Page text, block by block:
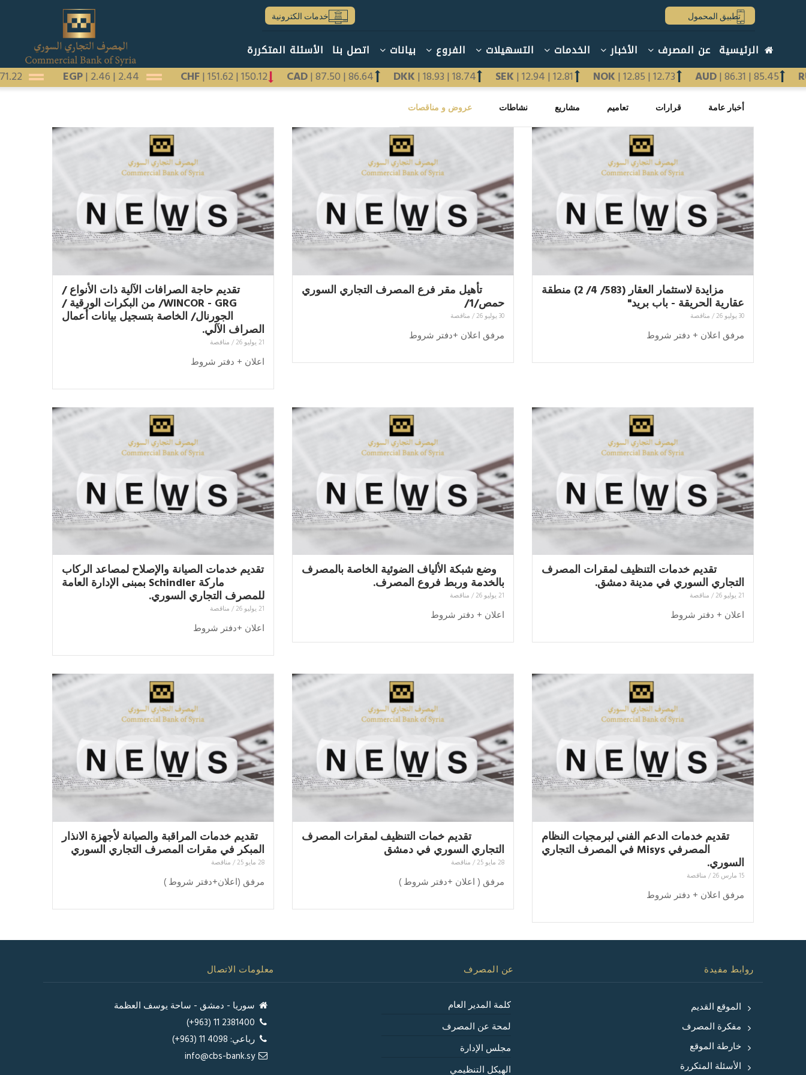
خدمات الكترونية تطبيق المحمول
Main
navigation
arabic
الرئيسية عن المصرف الأخبار الخدمات التسهيلات الفروع بيانات اتصل بنا الأسئلة المتكررة
AUD|86.31|85.45
NOK|12.85|12.73
SEK|12.94|12.81
DKK|18.93|18.74
CAD|87.50|86.64
CHF|151.62|150.12
EGP|2.46|2.44
|171.22
التبويبات
الأساسية عروض و مناقصات
التبويب
النشطة)
نشاطات مشاريع تعاميم قرارات أخبار عامة
مزايدة لاستثمار العقار (583/ 4/ 2) منطقة
عقارية الحريقة - باب بريد"
30 يوليو 26 / مناقصة
مرفق اعلان + دفتر شروط
تأهيل مقر فرع المصرف التجاري السوري
حمص/1/
30 يوليو 26 / مناقصة
مرفق اعلان +دفتر شروط
تقديم حاجة الصرافات الآلية ذات الأنواع /
WINCOR - GRG/ من البكرات الورقية /
الجورنال/ الخاصة بتسجيل بيانات أعمال
الصراف الآلي.
21 يوليو 26 / مناقصة
اعلان + دفتر شروط
تقديم خدمات التنظيف لمقرات المصرف
التجاري السوري في مدينة دمشق.
21 يوليو 26 / مناقصة
اعلان + دفتر شروط
وضع شبكة الألياف الضوئية الخاصة بالمصرف
بالخدمة وربط فروع المصرف.
21 يوليو 26 / مناقصة
اعلان + دفتر شروط
تقديم خدمات الصيانة والإصلاح لمصاعد الركاب
ماركة Schindler بمبنى الإدارة العامة
للمصرف التجاري السوري.
21 يوليو 26 / مناقصة
اعلان +دفتر شروط
تقديم خدمات الدعم الفني لبرمجيات النظام
المصرفي Misys في المصرف التجاري
السوري.
15 مارس 26 / مناقصة
مرفق اعلان + دفتر شروط
تقديم خمات التنظيف لمقرات المصرف
التجاري السوري في دمشق
28 مايو 25 / مناقصة
مرفق ( اعلان +دفتر شروط )
تقديم خدمات المراقبة والصيانة لأجهزة الانذار
المبكر في مقرات المصرف التجاري السوري
28 مايو 25 / مناقصة
مرفق (اعلان+دفتر شروط )
معلومات الاتصال
سوريا - دمشق - ساحة يوسف العظمة
رباعي: 4098 11 (963+)
info@cbs-bank.sy
عن المصرف
كلمة المدير العام
لمحة عن المصرف
مجلس الإدارة
الهيكل التنظيمي
روابط مفيدة
الموقع القديم
مفكرة المصرف
خارطة الموقع
الأسئلة المتكررة